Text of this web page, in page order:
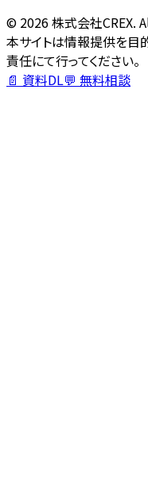
© 2026株式会社CREX.
本サイトは情報提供を目
責任にて行ってください。
📄 資料DL💬 無料相談